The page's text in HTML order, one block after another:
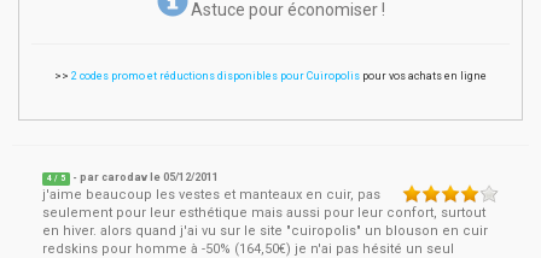
Astuce pour économiser !
>> 2 codes promo et réductions disponibles pour Cuiropolis pour vos achats en ligne
4 / 5 - parcarodav le05/12/2011
j'aime beaucoup les vestes et manteaux en cuir, pas
seulement pour leur esthétique mais aussi pour leur confort, surtout
en hiver. alors quand j'ai vu sur le site "cuiropolis" un blouson en cuir
redskins pour homme à -50% (164,50€) je n'ai pas hésité un seul